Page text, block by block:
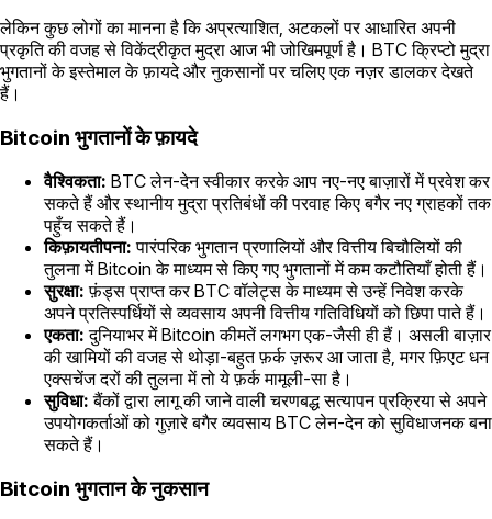
लेकिन कुछ लोगों का मानना है कि अप्रत्याशित, अटकलों पर आधारित अपनी
प्रकृति की वजह से विकेंद्रीकृत मुद्रा आज भी जोखिमपूर्ण है। BTC क्रिप्टो मुद्रा
भुगतानों के इस्तेमाल के फ़ायदे और नुकसानों पर चलिए एक नज़र डालकर देखते
हैं।
Bitcoin भुगतानों के फ़ायदे
वैश्विकता: BTC लेन-देन स्वीकार करके आप नए-नए बाज़ारों में प्रवेश कर
सकते हैं और स्थानीय मुद्रा प्रतिबंधों की परवाह किए बगैर नए ग्राहकों तक
पहुँच सकते हैं।
किफ़ायतीपना: पारंपरिक भुगतान प्रणालियों और वित्तीय बिचौलियों की
तुलना में Bitcoin के माध्यम से किए गए भुगतानों में कम कटौतियाँ होती हैं।
सुरक्षा: फ़ंड्स प्राप्त कर BTC वॉलेट्स के माध्यम से उन्हें निवेश करके
अपने प्रतिस्पर्धियों से व्यवसाय अपनी वित्तीय गतिविधियों को छिपा पाते हैं।
एकता: दुनियाभर में Bitcoin कीमतें लगभग एक-जैसी ही हैं। असली बाज़ार
की खामियों की वजह से थोड़ा-बहुत फ़र्क ज़रूर आ जाता है, मगर फ़िएट धन
एक्सचेंज दरों की तुलना में तो ये फ़र्क मामूली-सा है।
सुविधा: बैंकों द्वारा लागू की जाने वाली चरणबद्ध सत्यापन प्रक्रिया से अपने
उपयोगकर्ताओं को गुज़ारे बगैर व्यवसाय BTC लेन-देन को सुविधाजनक बना
सकते हैं।
Bitcoin भुगतान के नुकसान